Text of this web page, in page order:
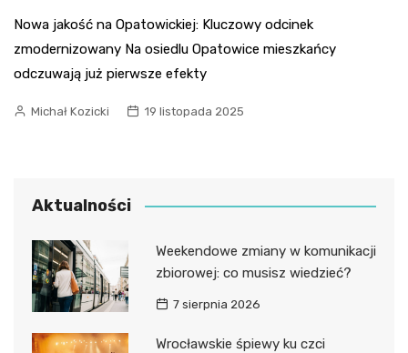
Nowa jakość na Opatowickiej: Kluczowy odcinek
zmodernizowany Na osiedlu Opatowice mieszkańcy
odczuwają już pierwsze efekty
Michał Kozicki 19 listopada 2025
Aktualności
Weekendowe zmiany w komunikacji
zbiorowej: co musisz wiedzieć?
7 sierpnia 2026
Wrocławskie śpiewy ku czci